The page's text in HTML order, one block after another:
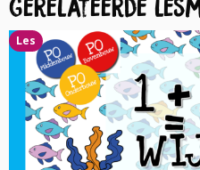
Gerelateerde
Les